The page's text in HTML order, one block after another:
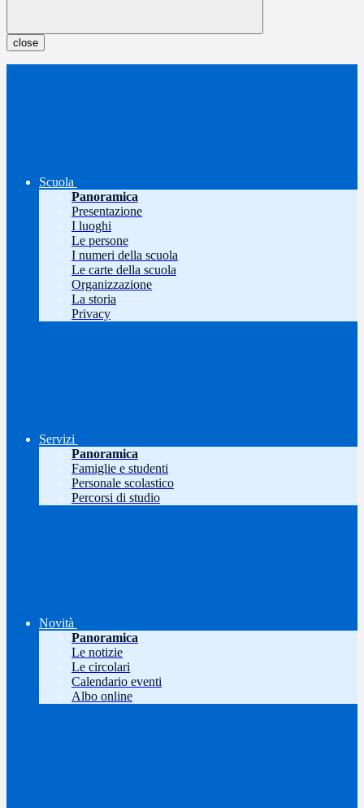
close
Scuola
Panoramica
Presentazione
I luoghi
Le persone
I numeri della scuola
Le carte della scuola
Organizzazione
La storia
Privacy
Servizi
Panoramica
Famiglie e studenti
Personale scolastico
Percorsi di studio
Novità
Panoramica
Le notizie
Le circolari
Calendario eventi
Albo online